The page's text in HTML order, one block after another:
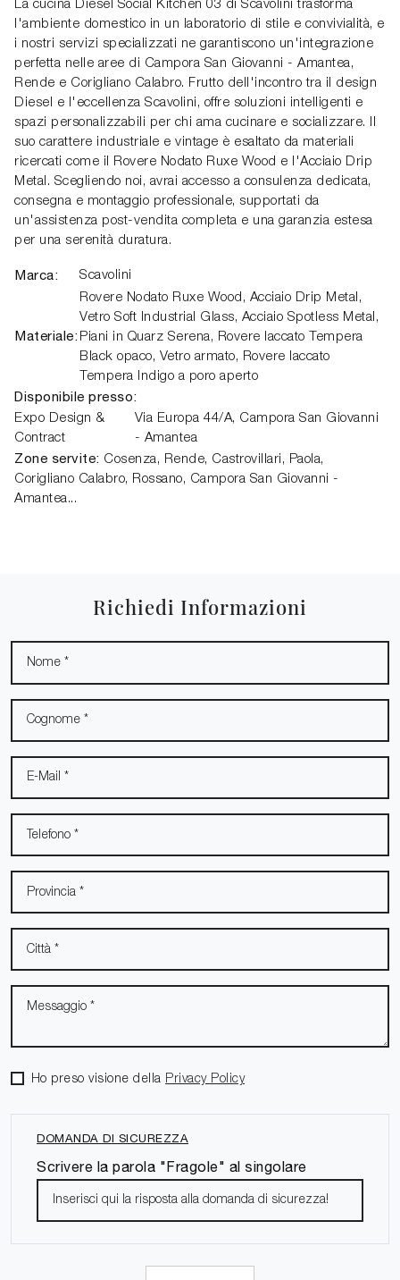
La cucina Diesel Social Kitchen 03 di Scavolini trasforma
l'ambiente domestico in un laboratorio di stile e convivialità, e
i nostri servizi specializzati ne garantiscono un'integrazione
perfetta nelle aree di Campora San Giovanni - Amantea,
Rende e Corigliano Calabro. Frutto dell'incontro tra il design
Diesel e l'eccellenza Scavolini, offre soluzioni intelligenti e
spazi personalizzabili per chi ama cucinare e socializzare. Il
suo carattere industriale e vintage è esaltato da materiali
ricercati come il Rovere Nodato Ruxe Wood e l'Acciaio Drip
Metal. Scegliendo noi, avrai accesso a consulenza dedicata,
consegna e montaggio professionale, supportati da
un'assistenza post-vendita completa e una garanzia estesa
per una serenità duratura.
Marca: Scavolini
Materiale:
Rovere Nodato Ruxe Wood, Acciaio Drip Metal,
Vetro Soft Industrial Glass, Acciaio Spotless Metal,
Piani in Quarz Serena, Rovere laccato Tempera
Black opaco, Vetro armato, Rovere laccato
Tempera Indigo a poro aperto
Disponibile presso:
Expo Design &
Contract
Via Europa 44/A, Campora San Giovanni
- Amantea
Zone servite: Cosenza, Rende, Castrovillari, Paola,
Corigliano Calabro, Rossano, Campora San Giovanni -
Amantea...
Richiedi Informazioni
Ho preso visione della Privacy Policy
DOMANDA DI SICUREZZA
Scrivere la parola "Fragole" al singolare